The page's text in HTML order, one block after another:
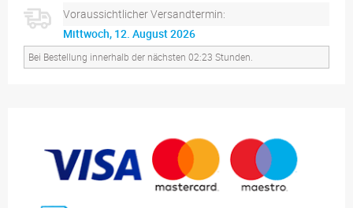
Voraussichtlicher Versandtermin:
Mittwoch, 12. August 2026
Bei Bestellung innerhalb der nächsten 02:23 Stunden.